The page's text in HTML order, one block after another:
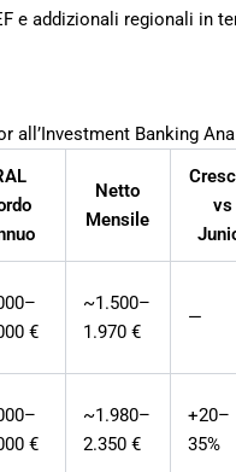
e addizionali regionali in
all’Investment Banking
Netto
Mensile
vs
€
~1.500–
1.970 €
—
€
~1.980–
2.350 €
+20–
35%